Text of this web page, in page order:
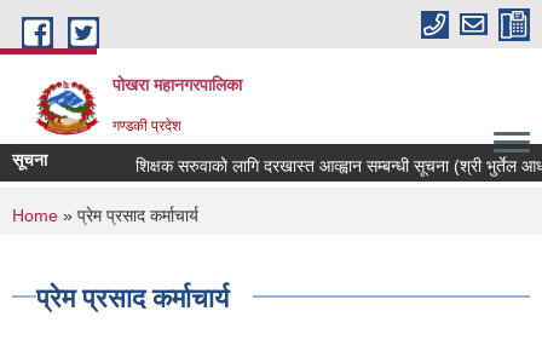
Skip to main content
पोखरा महानगरपालिका
गण्डकी प्रदेश
सूचना शिक्षक सरुवाको लागि दरखास्त आव्ह्वान सम्बन्धी सूचना (श्री भुर्तेल
You are here
Home » प्रेम प्रसाद कर्माचार्य
प्रेम प्रसाद कर्माचार्य